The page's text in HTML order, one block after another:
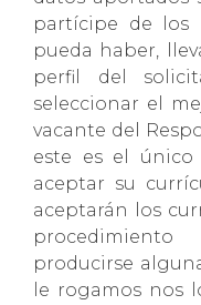
partícipe de los
pueda haber,
perfil del
seleccionar el
vacante del
este es el único
aceptar su
aceptarán los
producirse
le rogamos nos